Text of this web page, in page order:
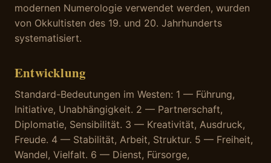
modernen Numerologie verwendet werden, wurden
von Okkultisten des 19. und 20. Jahrhunderts
systematisiert.
Entwicklung
Standard-Bedeutungen im Westen: 1 — Führung,
Initiative, Unabhängigkeit. 2 — Partnerschaft,
Diplomatie, Sensibilität. 3 — Kreativität, Ausdruck,
Freude. 4 — Stabilität, Arbeit, Struktur. 5 — Freiheit,
Wandel, Vielfalt. 6 — Dienst, Fürsorge,